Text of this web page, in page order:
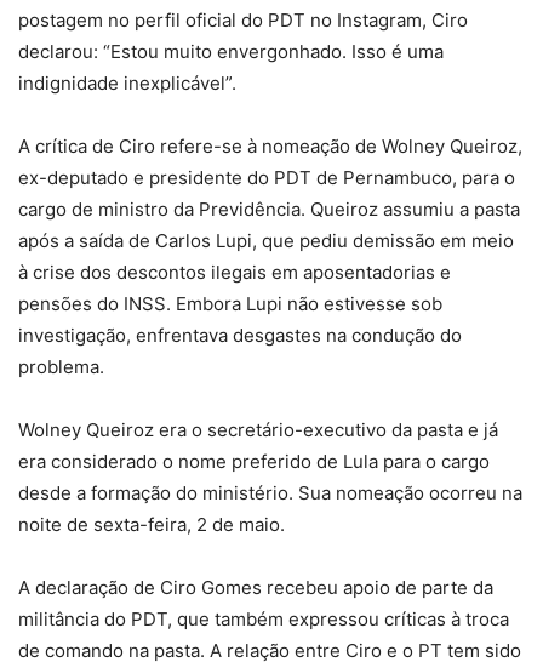
postagem no perfil oficial do PDT no Instagram, Ciro
declarou: “Estou muito envergonhado. Isso é uma
indignidade inexplicável”.
A crítica de Ciro refere-se à nomeação de Wolney Queiroz,
ex-deputado e presidente do PDT de Pernambuco, para o
cargo de ministro da Previdência. Queiroz assumiu a pasta
após a saída de Carlos Lupi, que pediu demissão em meio
à crise dos descontos ilegais em aposentadorias e
pensões do INSS. Embora Lupi não estivesse sob
investigação, enfrentava desgastes na condução do
problema.
Wolney Queiroz era o secretário-executivo da pasta e já
era considerado o nome preferido de Lula para o cargo
desde a formação do ministério. Sua nomeação ocorreu na
noite de sexta-feira, 2 de maio.
A declaração de Ciro Gomes recebeu apoio de parte da
militância do PDT, que também expressou críticas à troca
de comando na pasta. A relação entre Ciro e o PT tem sido